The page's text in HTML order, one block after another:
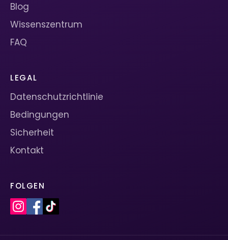
Blog
Wissenszentrum
FAQ
LEGAL
Datenschutzrichtlinie
Bedingungen
Sicherheit
Kontakt
FOLGEN